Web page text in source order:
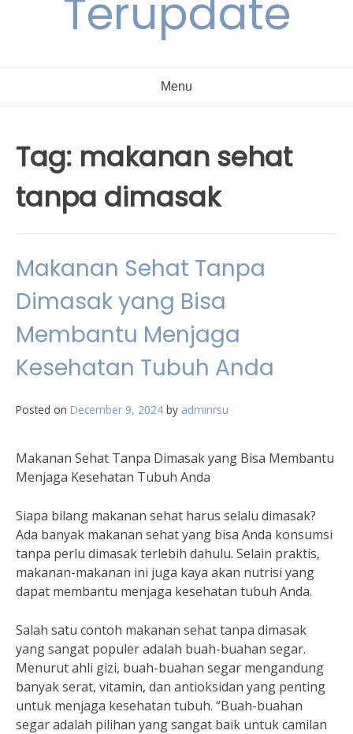
Terupdate
Menu
Tag: makanan sehat
tanpa dimasak
Makanan Sehat Tanpa
Dimasak yang Bisa
Membantu Menjaga
Kesehatan Tubuh Anda
Posted on December 9, 2024 by adminrsu
Makanan Sehat Tanpa Dimasak yang Bisa Membantu
Menjaga Kesehatan Tubuh Anda
Siapa bilang makanan sehat harus selalu dimasak?
Ada banyak makanan sehat yang bisa Anda konsumsi
tanpa perlu dimasak terlebih dahulu. Selain praktis,
makanan-makanan ini juga kaya akan nutrisi yang
dapat membantu menjaga kesehatan tubuh Anda.
Salah satu contoh makanan sehat tanpa dimasak
yang sangat populer adalah buah-buahan segar.
Menurut ahli gizi, buah-buahan segar mengandung
banyak serat, vitamin, dan antioksidan yang penting
untuk menjaga kesehatan tubuh. “Buah-buahan
segar adalah pilihan yang sangat baik untuk camilan